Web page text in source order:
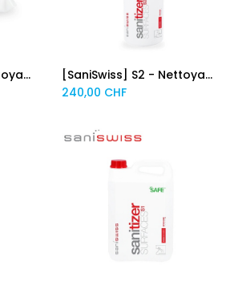
[SaniSwiss] S1 - Nettoyant desinfectant surfaces 100 lingettes, 6 PACK
Add to Cart
[SaniSwiss] S2 - Nettoyant desinfectant surfaces 200 lingettes, 12 PACK
240,00 CHF